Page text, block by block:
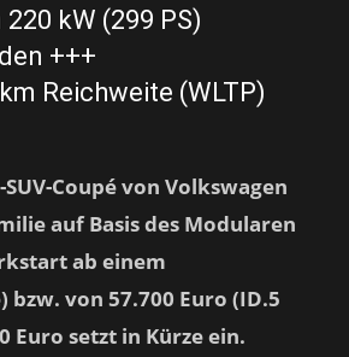
kW (299 PS)
+++
Reichweite (WLTP)
Coupé von Volkswagen
auf Basis des Modularen
ab einem
bzw. von 57.700 Euro (ID.5
Euro setzt in Kürze ein.